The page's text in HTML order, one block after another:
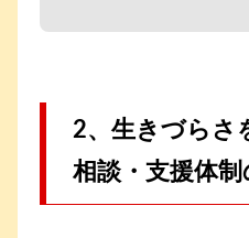
2、生きづらさ
相談・支援体制